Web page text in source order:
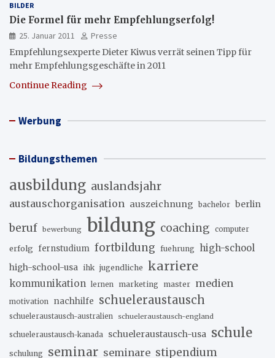
BILDER
Die Formel für mehr Empfehlungserfolg!
25. Januar 2011
Presse
Empfehlungsexperte Dieter Kiwus verrät seinen Tipp für
mehr Empfehlungsgeschäfte in 2011
Continue Reading
Werbung
Bildungsthemen
ausbildung auslandsjahr
austauschorganisation auszeichnung bachelor berlin
beruf bewerbung bildung coaching computer
erfolg fernstudium fortbildung fuehrung high-school
high-school-usa ihk jugendliche karriere
kommunikation lernen marketing master medien
motivation nachhilfe schueleraustausch
schueleraustausch-australien schueleraustausch-england
schueleraustausch-kanada schueleraustausch-usa schule
schulung seminar seminare stipendium